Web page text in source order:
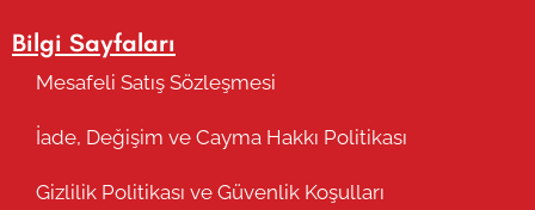
Bilgi Sayfaları
Mesafeli Satış Sözleşmesi
İade, Değişim ve Cayma Hakkı Politikası
Gizlilik Politikası ve Güvenlik Koşulları